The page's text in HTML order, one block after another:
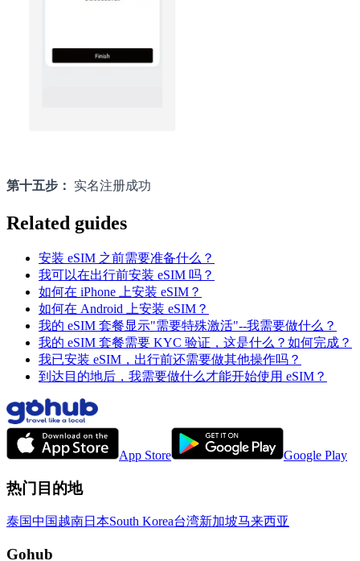
第十五步： 实名注册成功
Related guides
安装 eSIM 之前需要准备什么？
我可以在出行前安装 eSIM 吗？
如何在 iPhone 上安装 eSIM？
如何在 Android 上安装 eSIM？
我的 eSIM 套餐显示"需要特殊激活"--我需要做什么？
我的 eSIM 套餐需要 KYC 验证，这是什么？如何完成？
我已安装 eSIM，出行前还需要做其他操作吗？
到达目的地后，我需要做什么才能开始使用 eSIM？
App Store Google Play
热门目的地
泰国中国越南日本South Korea台湾新加坡马来西亚
Gohub